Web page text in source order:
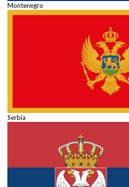
Montenegro
Serbia